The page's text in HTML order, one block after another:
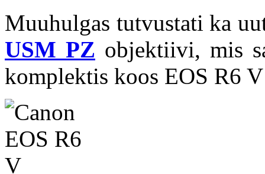
Muuhulgas tutvustati ka
USM PZ objektiivi, mis
komplektis koos EOS R6 V